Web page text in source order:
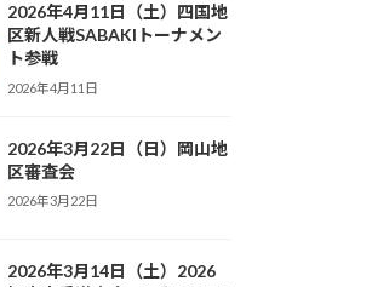
2026年4月11日（土）四国地
区新人戦SABAKIトーナメン
ト参戦
2026年4月11日
2026年3月22日（日）岡山地
区審査会
2026年3月22日
2026年3月14日（土）2026